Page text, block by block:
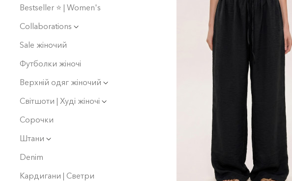
Bestseller ⭐️ | Women's
Collaborations
Sale жіночий
Футболки жіночі
Верхній одяг жіночий
Світшоти | Худі жіночі
Сорочки
Штани
Denim
Кардигани | Светри